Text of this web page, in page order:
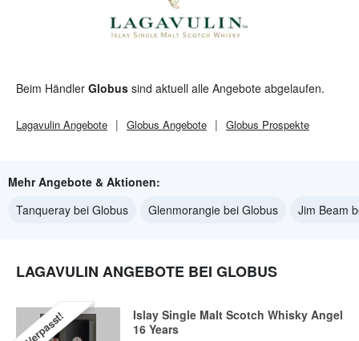
Beim Händler Globus sind aktuell alle Angebote abgelaufen.
Lagavulin Angebote Globus Angebote Globus Prospekte
Mehr Angebote & Aktionen:
Tanqueray bei Globus
Glenmorangie bei Globus Jim Beam
LAGAVULIN ANGEBOTE BEI GLOBUS
Verpasst!
Islay Single Malt Scotch Whisky Angel
16 Years